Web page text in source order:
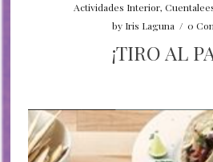
Actividades Interior,
by Iris Laguna / 0
¡TIRO AL